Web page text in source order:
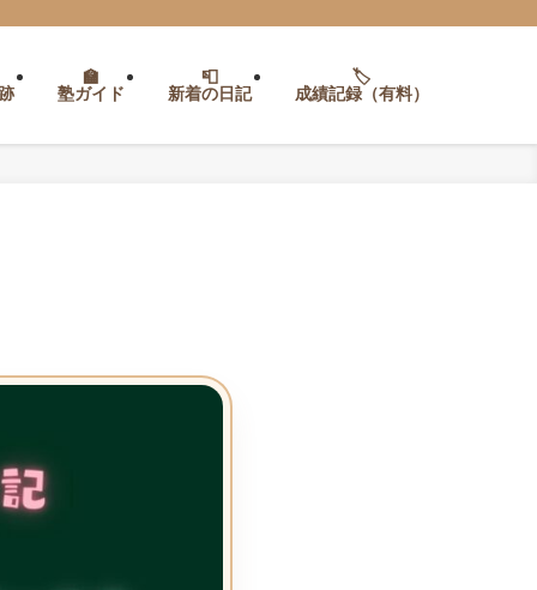
塾ガイド 新着の日記 成績記録（有料）